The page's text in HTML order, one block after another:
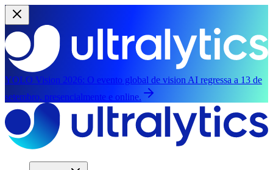
YOLO Vision 2026: O evento global de vision AI regressa a 13 de
setembro, presencialmente e online.